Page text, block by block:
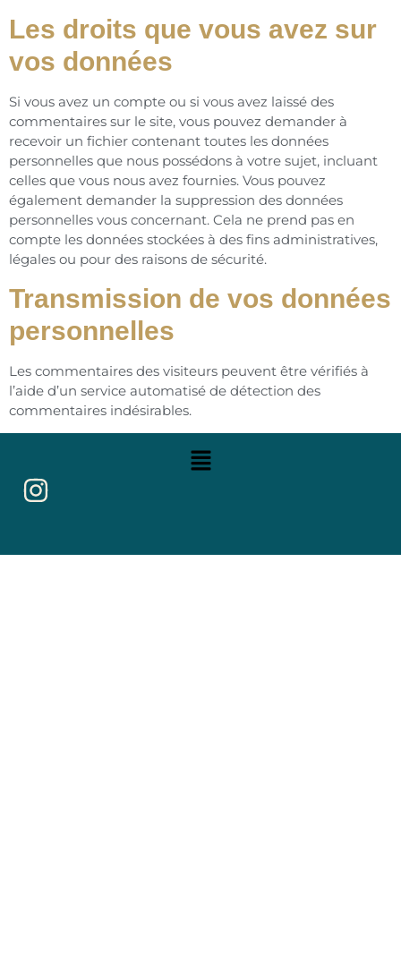
Les droits que vous avez sur
vos données
Si vous avez un compte ou si vous avez laissé des
commentaires sur le site, vous pouvez demander à
recevoir un fichier contenant toutes les données
personnelles que nous possédons à votre sujet, incluant
celles que vous nous avez fournies. Vous pouvez
également demander la suppression des données
personnelles vous concernant. Cela ne prend pas en
compte les données stockées à des fins administratives,
légales ou pour des raisons de sécurité.
Transmission de vos données
personnelles
Les commentaires des visiteurs peuvent être vérifiés à
l’aide d’un service automatisé de détection des
commentaires indésirables.